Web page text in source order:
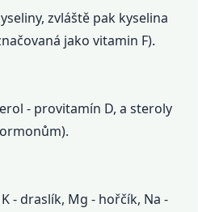
zvláště pak kyselina
jako vitamin F).
- provitamín D, a steroly
- draslík, Mg - hořčík, Na -